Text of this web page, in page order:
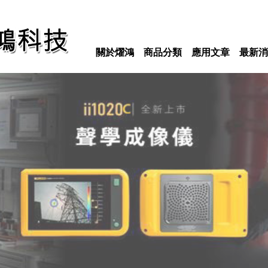
關於燿鴻 商品分類 應用文章 最新